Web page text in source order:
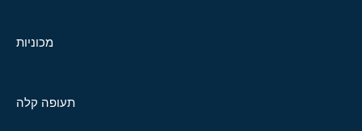
מכוניות
תעופה קלה